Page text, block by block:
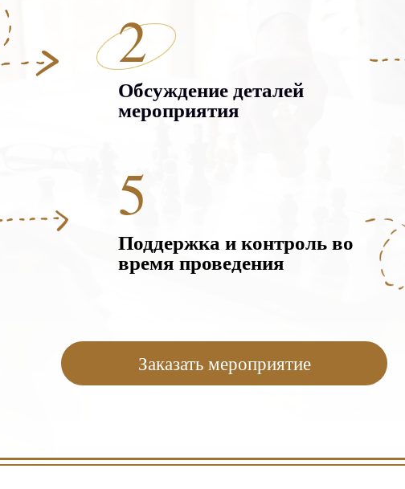
2
Обсуждение деталей
мероприятия
Заказать мероприятие
5
Поддержка и контроль во
время проведения